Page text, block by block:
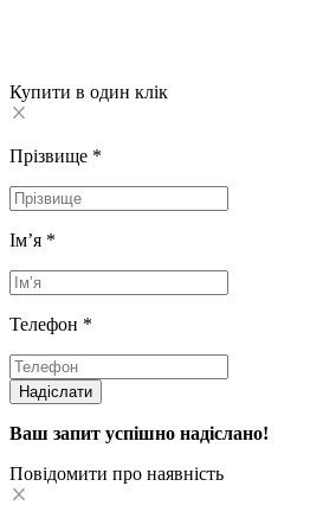
Купити в один клік
Прізвище *
Імʼя *
Телефон *
Надіслати
Ваш запит успішно надіслано!
Повідомити про наявність